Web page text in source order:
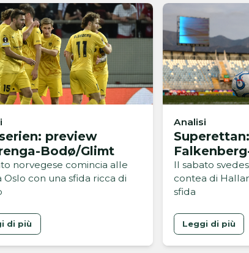
preview
Bodø/Glimt
norvegese comincia alle
Oslo con una sfida ricca di
di più
Analisi
Il sabato
contea di
sfida
Leggi di più